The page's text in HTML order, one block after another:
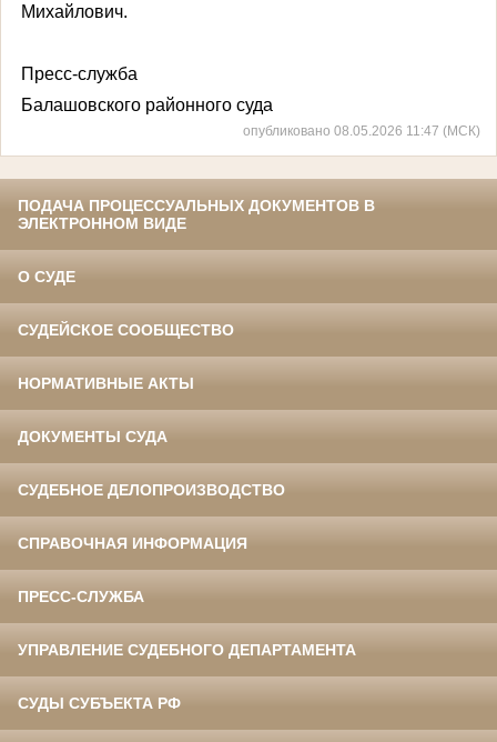
Михайлович.
Пресс-служба
Балашовского районного суда
опубликовано 08.05.2026 11:47 (МСК)
ПОДАЧА ПРОЦЕССУАЛЬНЫХ ДОКУМЕНТОВ В
ЭЛЕКТРОННОМ ВИДЕ
О СУДЕ
СУДЕЙСКОЕ СООБЩЕСТВО
НОРМАТИВНЫЕ АКТЫ
ДОКУМЕНТЫ СУДА
СУДЕБНОЕ ДЕЛОПРОИЗВОДСТВО
СПРАВОЧНАЯ ИНФОРМАЦИЯ
ПРЕСС-СЛУЖБА
УПРАВЛЕНИЕ СУДЕБНОГО ДЕПАРТАМЕНТА
СУДЫ СУБЪЕКТА РФ